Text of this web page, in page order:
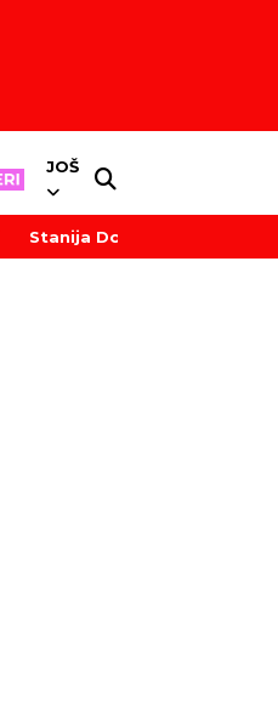
JOŠ
Stanija Dobrojević